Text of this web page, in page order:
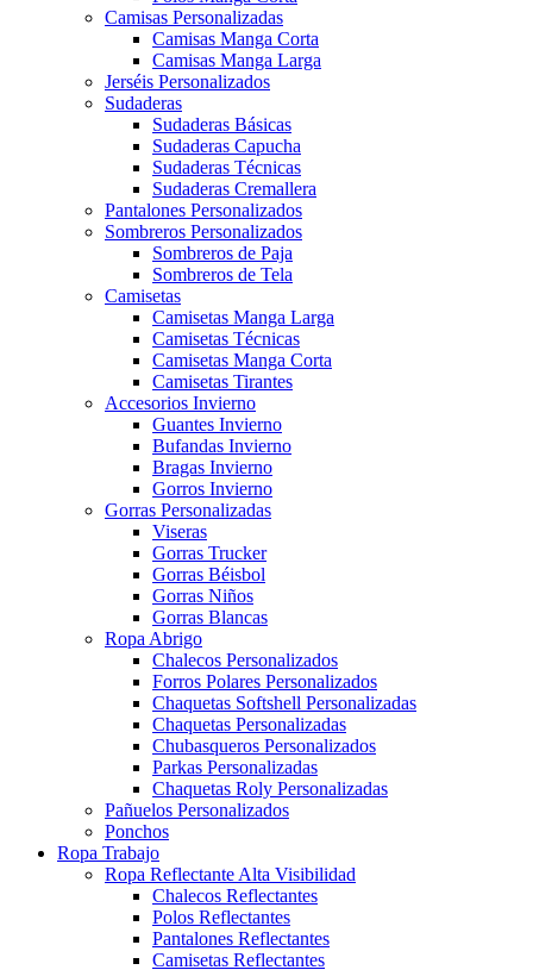
Camisas Personalizadas
Camisas Manga Corta
Camisas Manga Larga
Jerséis Personalizados
Sudaderas
Sudaderas Básicas
Sudaderas Capucha
Sudaderas Técnicas
Sudaderas Cremallera
Pantalones Personalizados
Sombreros Personalizados
Sombreros de Paja
Sombreros de Tela
Camisetas
Camisetas Manga Larga
Camisetas Técnicas
Camisetas Manga Corta
Camisetas Tirantes
Accesorios Invierno
Guantes Invierno
Bufandas Invierno
Bragas Invierno
Gorros Invierno
Gorras Personalizadas
Viseras
Gorras Trucker
Gorras Béisbol
Gorras Niños
Gorras Blancas
Ropa Abrigo
Chalecos Personalizados
Forros Polares Personalizados
Chaquetas Softshell Personalizadas
Chaquetas Personalizadas
Chubasqueros Personalizados
Parkas Personalizadas
Chaquetas Roly Personalizadas
Pañuelos Personalizados
Ponchos
Ropa Trabajo
Ropa Reflectante Alta Visibilidad
Chalecos Reflectantes
Polos Reflectantes
Pantalones Reflectantes
Camisetas Reflectantes